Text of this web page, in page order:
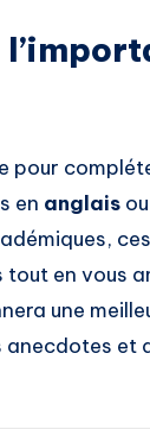
pour
en anglais
en vous
une
anecdotes et